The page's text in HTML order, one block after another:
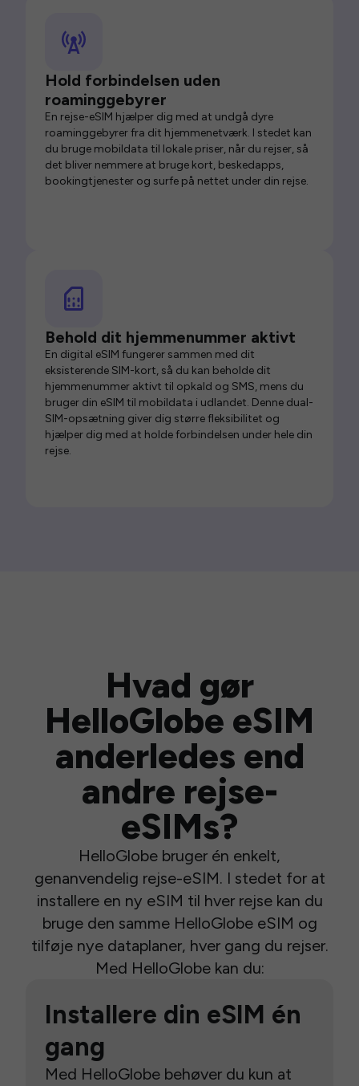
Hold forbindelsen uden
roaminggebyrer
En rejse-eSIM hjælper dig med at undgå dyre
roaminggebyrer fra dit hjemmenetværk. I stedet kan
du bruge mobildata til lokale priser, når du rejser, så
det bliver nemmere at bruge kort, beskedapps,
bookingtjenester og surfe på nettet under din rejse.
Behold dit hjemmenummer aktivt
En digital eSIM fungerer sammen med dit
eksisterende SIM-kort, så du kan beholde dit
hjemmenummer aktivt til opkald og SMS, mens du
bruger din eSIM til mobildata i udlandet. Denne dual-
SIM-opsætning giver dig større fleksibilitet og
hjælper dig med at holde forbindelsen under hele din
rejse.
Hvad gør
HelloGlobe eSIM
anderledes end
andre rejse-
eSIMs?
HelloGlobe bruger én enkelt,
genanvendelig rejse-eSIM. I stedet for at
installere en ny eSIM til hver rejse kan du
bruge den samme HelloGlobe eSIM og
tilføje nye dataplaner, hver gang du rejser.
Med HelloGlobe kan du:
Installere din eSIM én
gang
Med HelloGlobe behøver du kun at